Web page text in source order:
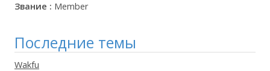
Звание : Member
Последние темы
Wakfu